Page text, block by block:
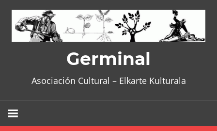
content
Germinal
Asociación Cultural – Elkarte Kulturala